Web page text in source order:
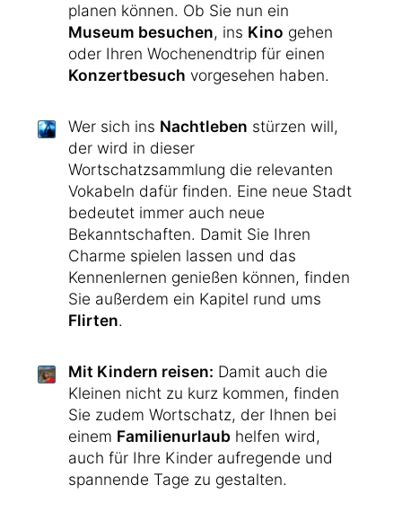
planen können. Ob Sie nun ein
Museum besuchen, ins Kino gehen
oder Ihren Wochenendtrip für einen
Konzertbesuch vorgesehen haben.
Wer sich ins Nachtleben stürzen will,
der wird in dieser
Wortschatzsammlung die relevanten
Vokabeln dafür finden. Eine neue Stadt
bedeutet immer auch neue
Bekanntschaften. Damit Sie Ihren
Charme spielen lassen und das
Kennenlernen genießen können, finden
Sie außerdem ein Kapitel rund ums
Flirten.
Mit Kindern reisen: Damit auch die
Kleinen nicht zu kurz kommen, finden
Sie zudem Wortschatz, der Ihnen bei
einem Familienurlaub helfen wird,
auch für Ihre Kinder aufregende und
spannende Tage zu gestalten.